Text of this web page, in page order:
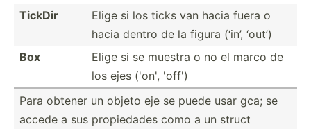
TickDir
Elige si los ticks van hacia fuera o
hacia dentro de la figura (‘in’, ‘out’)
Box
Elige si se muestra o no el marco de
los ejes ('on', 'off')
Para obtener un objeto eje se puede usar gca; se
accede a sus propie­­dades como a un struct